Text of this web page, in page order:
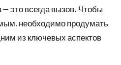
это всегда вызов. Чтобы
необходимо продумать
из ключевых аспектов